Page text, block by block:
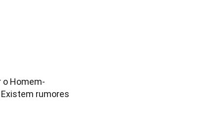
o Homem-
Existem rumores